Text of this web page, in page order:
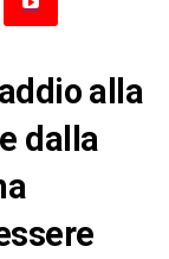
alla
dalla